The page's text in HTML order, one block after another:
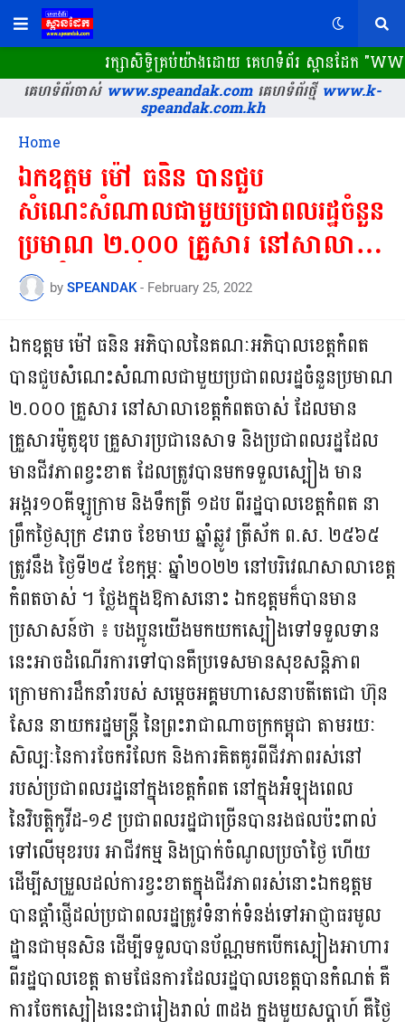
រក្សាសិទ្ធិគ្រប់យ៉ាងដោយ គេហទំព័រ ស្ពានដែក​
គេហទំព័រចាស់www.speandak.comគេហទំព័រថ្មីwww.k-
speandak.com.kh
Home
ឯកឧត្តម ម៉ៅ ធនិន បានជួប
សំណេះសំណាលជាមួយប្រជាពលរដ្ឋចំនួន
ប្រមាណ ២.០០០ គ្រួសារ នៅសាលា
ខេត្តកំពតចាស់
by SPEANDAK - February 25, 2022
ឯកឧត្តម ម៉ៅ ធនិន អភិបាលនៃគណៈអភិបាលខេត្តកំពត
បានជួបសំណេះសំណាលជាមួយប្រជាពលរដ្ឋចំនួនប្រមាណ
២.០០០ គ្រួសារ នៅសាលាខេត្តកំពតចាស់ ដែលមាន
គ្រួសារម៉ូតូឌុប គ្រួសារប្រជានេសាទ និងប្រជាពលរដ្ឋដែល
មានជីវភាពខ្វះខាត ដែលត្រូវបានមកទទួលស្បៀង មាន
អង្ករ១០គីឡូក្រាម និងទឹកត្រី ១ដប ពីរដ្ឋបាលខេត្តកំពត នា
ព្រឹកថ្ងៃសុក្រ ៩រោច ខែមាឃ ឆ្នាំឆ្លូវ ត្រីស័ក ព.ស. ២៥៦៥
ត្រូវនឹង ថ្ងៃទី២៥ ខែកុម្ភៈ ឆ្នាំ២០២២ នៅបរិវេណសាលាខេត្ត
កំពតចាស់ ។ ថ្លែងក្នុងឱកាសនោះ ឯកឧត្តមក៏បានមាន
ប្រសាសន៍ថា ៖ បងប្អូនយើងមកយកស្បៀងទៅទទួលទាន
នេះអាចដំណើរការទៅបានគឺប្រទេសមានសុខសន្តិភាព
ក្រោមការដឹកនាំរបស់ សម្តេចអគ្គមហាសេនាបតីតេជោ ហ៊ុន
សែន នាយករដ្ឋមន្រ្តី នៃព្រះរាជាណាចក្រកម្ពុជា តាមរយៈ
សិល្បៈនៃការចែករំលែក និងការគិតគូរពីជីវភាពរស់នៅ
របស់ប្រជាពលរដ្ឋនៅក្នុងខេត្តកំពត នៅក្នុងអំឡុងពេល
នៃវិបត្តិកូវីដ-១៩ ប្រជាពលរដ្ឋជាច្រើនបានរងផលប៉ះពាល់
ទៅលើមុខរបរ អាជីវកម្ម និងប្រាក់ចំណូលប្រចាំថ្ងៃ ហើយ
ដើម្បីសម្រួលដល់ការខ្វះខាតក្នុងជីវភាពរស់នោះឯកឧត្តម
បានផ្ដាំផ្ញើដល់ប្រជាពលរដ្ឋត្រូវទំនាក់ទំនង់ទៅអាជ្ញាធរមូល
ដ្ឋានជាមុនសិន ដើម្បីទទួលបានប័ណ្ណមកបើកស្បៀងអាហារ
ពីរដ្ឋបាលខេត្ត តាមផែនការដែលរដ្ឋបាលខេត្តបានកំណត់ គឺ
ការចែកស្បៀងនេះជារៀងរាល់ ៣ដង ក្នុងមួយសប្តាហ៍ គឺថ្ងៃ